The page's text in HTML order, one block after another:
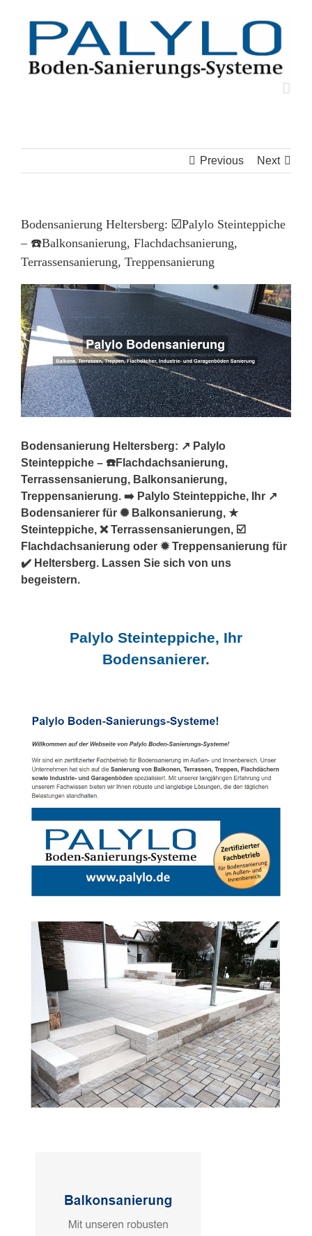
Previous Next
Bodensanierung Heltersberg: ☑️Palylo Steinteppiche
– ☎️Balkonsanierung, Flachdachsanierung,
Terrassensanierung, Treppensanierung
Bodensanierung Heltersberg: ↗️ Palylo
Steinteppiche – ☎️Flachdachsanierung,
Terrassensanierung, Balkonsanierung,
Treppensanierung. ➡️ Palylo Steinteppiche, Ihr ↗️
Bodensanierer für ✺ Balkonsanierung, ★
Steinteppiche, ❌ Terrassensanierungen, ☑️
Flachdachsanierung oder ✹ Treppensanierung für
✔️ Heltersberg. Lassen Sie sich von uns
begeistern.
Palylo Steinteppiche, Ihr
Bodensanierer.